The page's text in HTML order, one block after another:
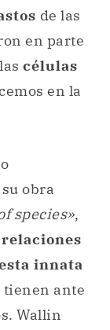
de las
en parte
células
en la
obra
species»,
relaciones
innata
tienen ante
Wallin